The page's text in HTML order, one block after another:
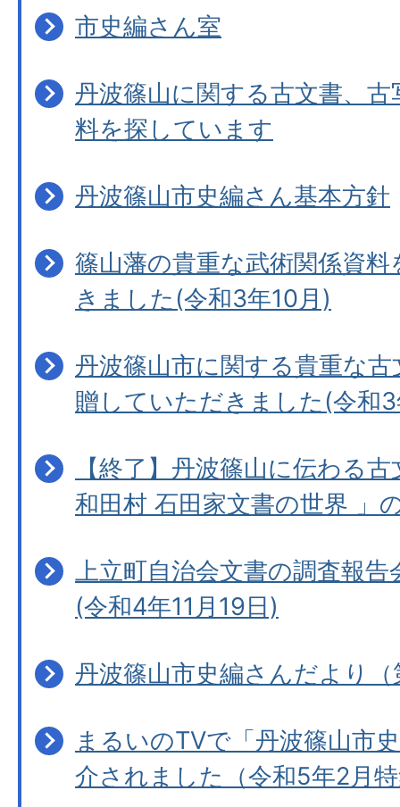
市史編さん室
丹波篠山に関する古文書、
料を探しています
丹波篠山市史編さん基本方針
篠山藩の貴重な武術関係資
きました(令和3年10月)
丹波篠山市に関する貴重な
贈していただきました(令和
【終了】丹波篠山に伝わる
和田村 石田家文書の世界 」
上立町自治会文書の調査報
(令和4年11月19日)
丹波篠山市史編さんだより（
まるいのTVで「丹波篠山市
介されました（令和5年2月